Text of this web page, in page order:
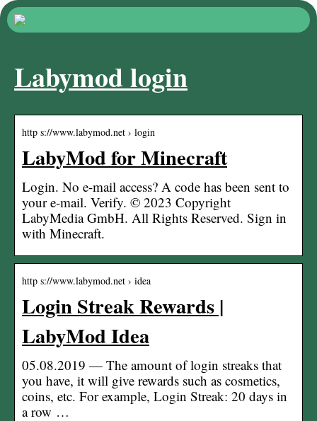
Labymod login
http s://www.labymod.net › login
LabyMod for Minecraft
Login. No e-mail access? A code has been sent to
your e-mail. Verify. © 2023 Copyright
LabyMedia GmbH. All Rights Reserved. Sign in
with Minecraft.
http s://www.labymod.net › idea
Login Streak Rewards |
LabyMod Idea
05.08.2019 — The amount of login streaks that
you have, it will give rewards such as cosmetics,
coins, etc. For example, Login Streak: 20 days in
a row …